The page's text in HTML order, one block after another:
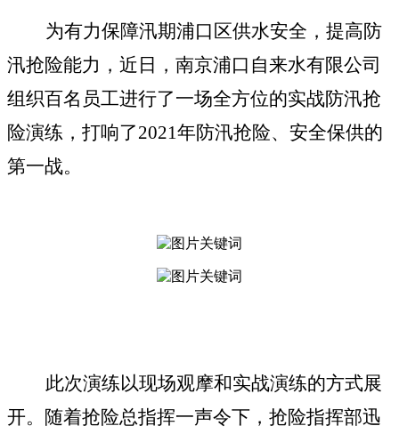
为有力保障汛期浦口 区供水安全，提高防
汛抢险能力， 近日 ，南京浦口自来水有限公司
组织百名员工进行了一场全方位的实战防汛抢
险演练， 打响了2021年防汛抢险、安全保供的
第一战。
此次演练以现场观摩和实战演练的方式展
开。 随着抢险总指挥一声令下， 抢险指挥部迅